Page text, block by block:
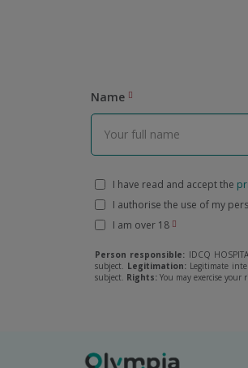
Name
I have read and accept the
I authorise the use of my
I am over 18
Person responsible: IDCQ
subject. Legitimation: Legitimate
subject. Rights: You may exercise